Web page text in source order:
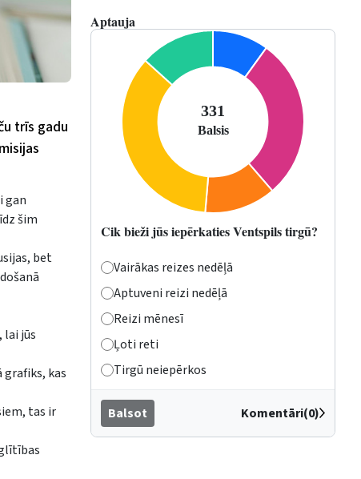
trīs gadu
gan
šim
bet
lai jūs
grafiks, kas
tas ir
Aptauja
Cik bieži jūs iepērkaties Ventspils tirgū?
Vairākas reizes nedēļā
Aptuveni reizi nedēļā
Reizi mēnesī
Ļoti reti
Tirgū neiepērkos
Balsot Komentāri(0)